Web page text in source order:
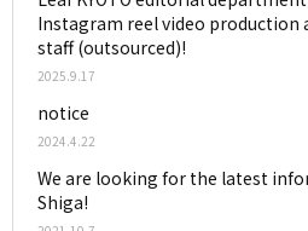
Instagram reel video
staff (outsourced)!
2025.9.17
notice
2024.4.22
We are looking for the latest
Shiga!